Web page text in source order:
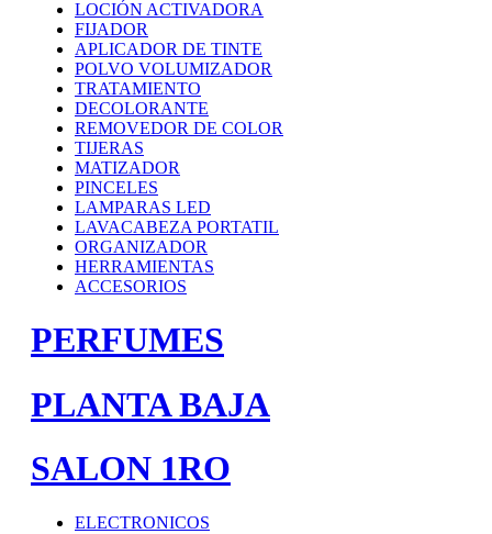
LOCIÓN ACTIVADORA
FIJADOR
APLICADOR DE TINTE
POLVO VOLUMIZADOR
TRATAMIENTO
DECOLORANTE
REMOVEDOR DE COLOR
TIJERAS
MATIZADOR
PINCELES
LAMPARAS LED
LAVACABEZA PORTATIL
ORGANIZADOR
HERRAMIENTAS
ACCESORIOS
PERFUMES
PLANTA BAJA
SALON 1RO
ELECTRONICOS